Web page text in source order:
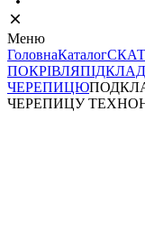
Меню
ГоловнаКаталог
ПОКРІВЛЯ
ЧЕРЕПИЦЮ
ЧЕРЕПИЦУ